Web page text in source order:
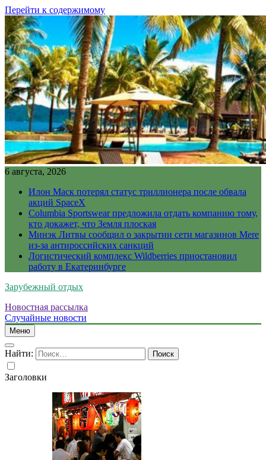
Перейти к содержимому
6 августа, 2026
Илон Маск потерял статус триллионера после обвала
акций SpaceX
Columbia Sportswear предложила отдать компанию тому,
кто докажет, что Земля плоская
Минэк Литвы сообщил о закрытии сети магазинов Mere
из-за антироссийских санкций
Логистический комплекс Wildberries приостановил
работу в Екатеринбурге
Зарубежный отдых
Новостная рассылка
Случайные новости
Меню
Найти:
Заголовки